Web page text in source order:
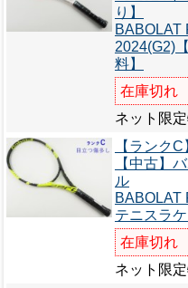
り】
BABOLAT
2024(G2)
料】
在庫切れ
ネット限
【ランクC
【中古】
ル
BABOLAT
テニスラ
在庫切れ
ネット限